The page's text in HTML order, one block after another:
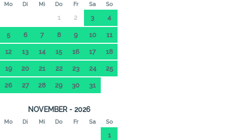
Mo Di Mi Do Fr Sa So
1 2 3 4
5 6 7 8 9 10 11
12 13 14 15 16 17 18
19 20 21 22 23 24 25
26 27 28 29 30 31
NOVEMBER - 2026
Mo Di Mi Do Fr Sa So
1